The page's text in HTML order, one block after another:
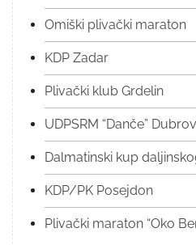
Omiški plivački maraton
KDP Zadar
Plivački klub Grdelin
UDPSRM “Danče”
Dalmatinski kup
KDP/PK Posejdon
Plivački maraton “Oko